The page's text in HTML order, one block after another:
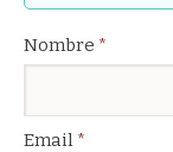
Nombre*
Email*